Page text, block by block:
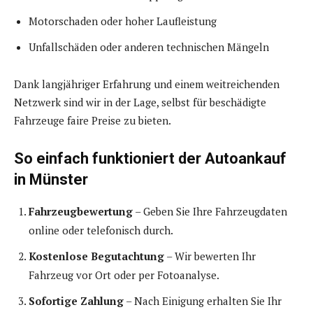
Motorschaden oder hoher Laufleistung
Unfallschäden oder anderen technischen Mängeln
Dank langjähriger Erfahrung und einem weitreichenden
Netzwerk sind wir in der Lage, selbst für beschädigte
Fahrzeuge faire Preise zu bieten.
So einfach funktioniert der Autoankauf
in Münster
Fahrzeugbewertung – Geben Sie Ihre Fahrzeugdaten
online oder telefonisch durch.
Kostenlose Begutachtung – Wir bewerten Ihr
Fahrzeug vor Ort oder per Fotoanalyse.
Sofortige Zahlung – Nach Einigung erhalten Sie Ihr